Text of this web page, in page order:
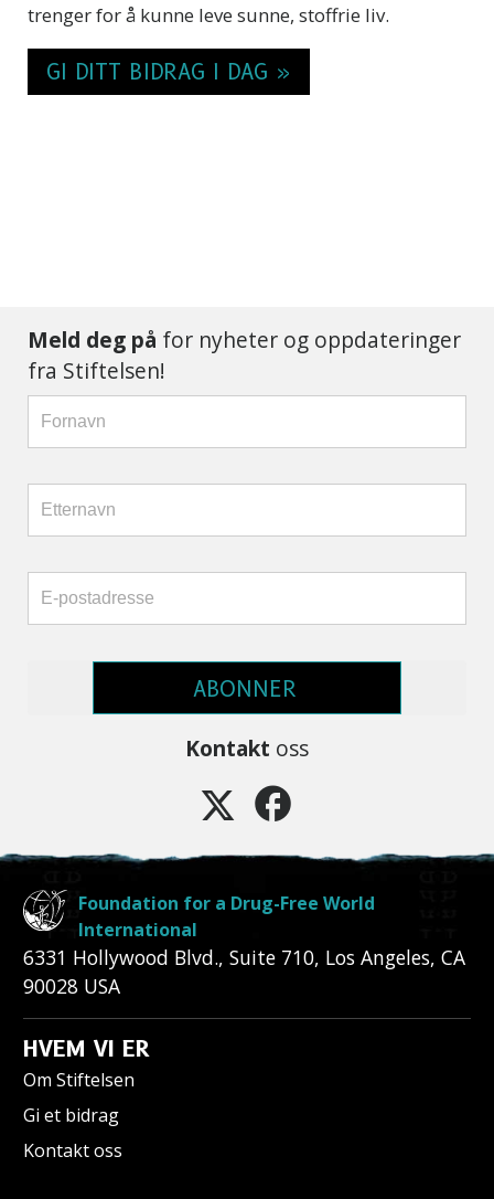
trenger for å kunne leve sunne, stoffrie liv.
GI DITT BIDRAG I DAG »
Meld deg på for nyheter og oppdateringer
fra Stiftelsen!
ABONNER
Kontakt oss
Foundation for a Drug-Free World
International
6331 Hollywood Blvd., Suite 710, Los Angeles, CA
90028 USA
HVEM VI ER
Om Stiftelsen
Gi et bidrag
Kontakt oss